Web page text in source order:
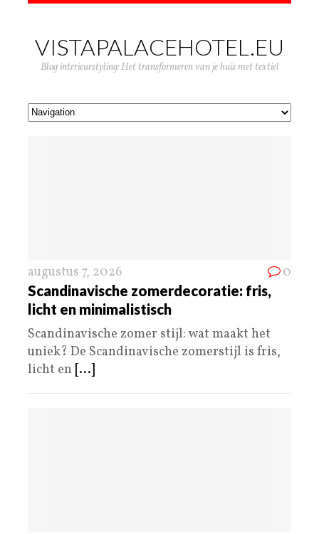
VISTAPALACEHOTEL.EU
Blog interieurstyling: Het transformeren van je huis met textiel
augustus 7, 2026 0
Scandinavische zomerdecoratie: fris,
licht en minimalistisch
Scandinavische zomer stijl: wat maakt het
uniek? De Scandinavische zomerstijl is fris,
licht en [...]